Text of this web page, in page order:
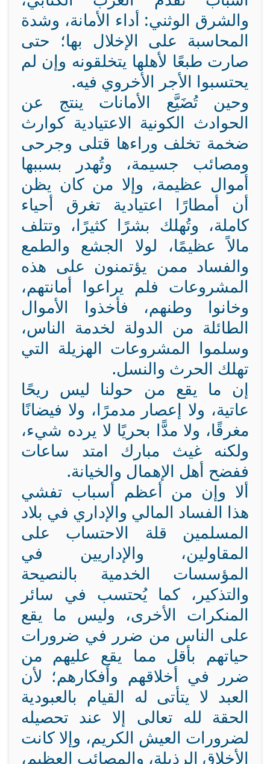
والشرق الوثني: أداء الأمانة، وشدة
المحاسبة على الإخلال بها؛ حتى
صارت طبعًا لأهلها يتخلقونه وإن لم
يحتسبوا الأجر الأخروي فيه.
وحين تُضَيَّع الأمانات ينتج عن
الحوادث الكونية الاعتيادية كوارث
ضخمة تخلف وراءها قتلى وجرحى
ومصائب جسيمة، وتُهدر بسببها
أموال عظيمة، وإلا من كان يظن
أن أمطارًا اعتيادية تغرق أحياء
كاملة، وتُهلك بشرًا كثيرًا، وتتلف
مالاً عظيمًا، لولا الجشع والطمع
والفساد ممن يؤتمنون على هذه
المشروعات فلم يراعوا أمانتهم،
وخانوا وطنهم، فأخذوا الأموال
الطائلة من الدولة لخدمة الناس،
وسلموا المشروعات الهزيلة التي
تهلك الحرث والنسل.
إن ما يقع من حولنا ليس ريحًا
عاتية، ولا إعصار مدمرًا، ولا فيضانًا
مغرقًا، ولا مدًّا بحريًا لا يرده شيء،
ولكنه غيث مبارك امتد ساعات
ففضح أهل الإهمال والخيانة.
ألا وإن من أعظم أسباب تفشي
هذا الفساد المالي والإداري في بلاد
المسلمين قلة الاحتساب على
المقاولين، والإداريين في
المؤسسات الخدمية بالنصيحة
والتذكير، كما يُحتسب في سائر
المنكرات الأخرى، وليس ما يقع
على الناس من ضرر في ضرورات
حياتهم بأقل مما يقع عليهم من
ضرر في أخلاقهم وأفكارهم؛ لأن
العبد لا يتأتى له القيام بالعبودية
الحقة لله تعالى إلا عند تحصيله
لضرورات العيش الكريم، وإلا كانت
الأخلاق الرذيلة، والمصائب العظيم،